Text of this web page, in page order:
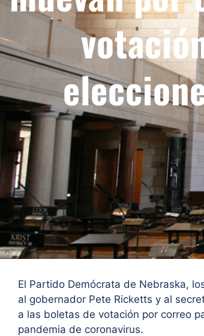
El Partido Demócrata de Nebraska,
al gobernador Pete Ricketts y al
a las boletas de votación por correo
pandemia de coronavirus.